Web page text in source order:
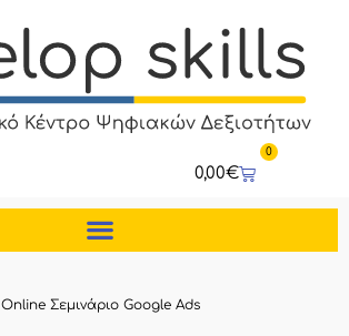
0,00€
0
Cart
Online Σεμινάριο Google Ads